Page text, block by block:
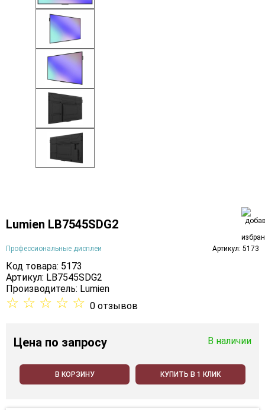
Lumien LB7545SDG2
Профессиональные дисплеи Артикул: 5173
Код товара: 5173
Артикул: LB7545SDG2
Производитель: Lumien
☆ ☆ ☆ ☆ ☆ 0 отзывов
Цена по запросу В наличии
В КОРЗИНУ КУПИТЬ В 1 КЛИК